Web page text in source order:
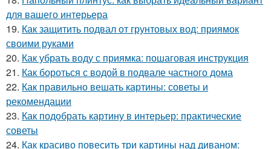
для вашего интерьера
19. Как защитить подвал от грунтовых вод: приямок
своими руками
20. Как убрать воду с приямка: пошаговая инструкция
21. Как бороться с водой в подвале частного дома
22. Как правильно вешать картины: советы и
рекомендации
23. Как подобрать картину в интерьер: практические
советы
24. Как красиво повесить три картины над диваном: